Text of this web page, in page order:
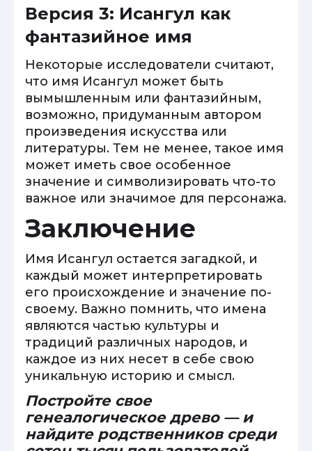
Версия 3: Исангул как
фантазийное имя
Некоторые исследователи считают,
что имя Исангул может быть
вымышленным или фантазийным,
возможно, придуманным автором
произведения искусства или
литературы. Тем не менее, такое имя
может иметь свое особенное
значение и символизировать что-то
важное или значимое для персонажа.
Заключение
Имя Исангул остается загадкой, и
каждый может интерпретировать
его происхождение и значение по-
своему. Важно помнить, что имена
являются частью культуры и
традиций различных народов, и
каждое из них несет в себе свою
уникальную историю и смысл.
Постройте свое
генеалогическое древо — и
найдите родственников среди